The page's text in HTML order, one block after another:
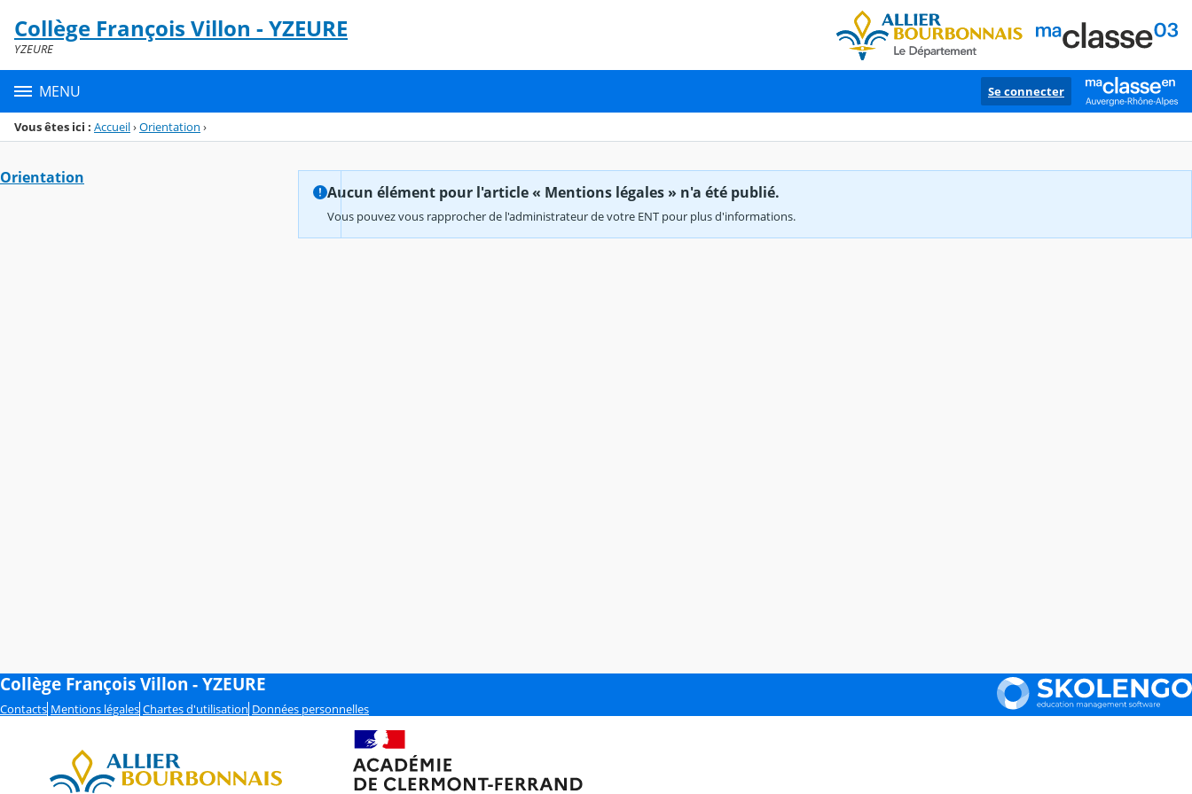
Menu de la rubrique
Contenu
Collège François Villon - YZEURE
YZEURE
MENU Se connecter
Vous êtes ici : Accueil›Orientation ›
Orientation
Aucun élément pour l'article « Mentions légales » n'a été publié.
Vous pouvez vous rapprocher de l'administrateur de votre ENT pour plus d'informations.
Collège François Villon - YZEURE
Contacts Mentions légales Chartes d'utilisation Données personnelles